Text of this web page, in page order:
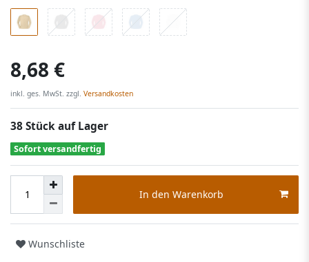
8,68 €
inkl. ges. MwSt. zzgl. Versandkosten
38 Stück auf Lager
Sofort versandfertig
In den Warenkorb
Wunschliste